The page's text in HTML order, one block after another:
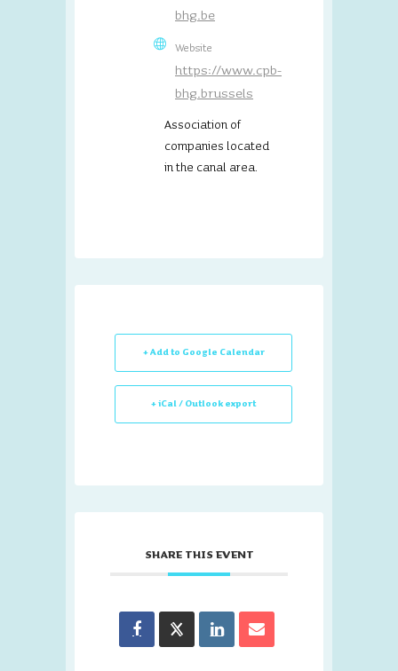
bhg.be
Website
https://www.cpb-
bhg.brussels
Association of
companies located
in the canal area.
+ Add to Google Calendar
+ iCal / Outlook export
SHARE THIS EVENT